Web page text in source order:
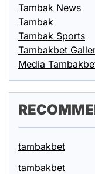
Tambak News
Tambak
Tambak Sports
Tambakbet
Media
tambakbet
tambakbet